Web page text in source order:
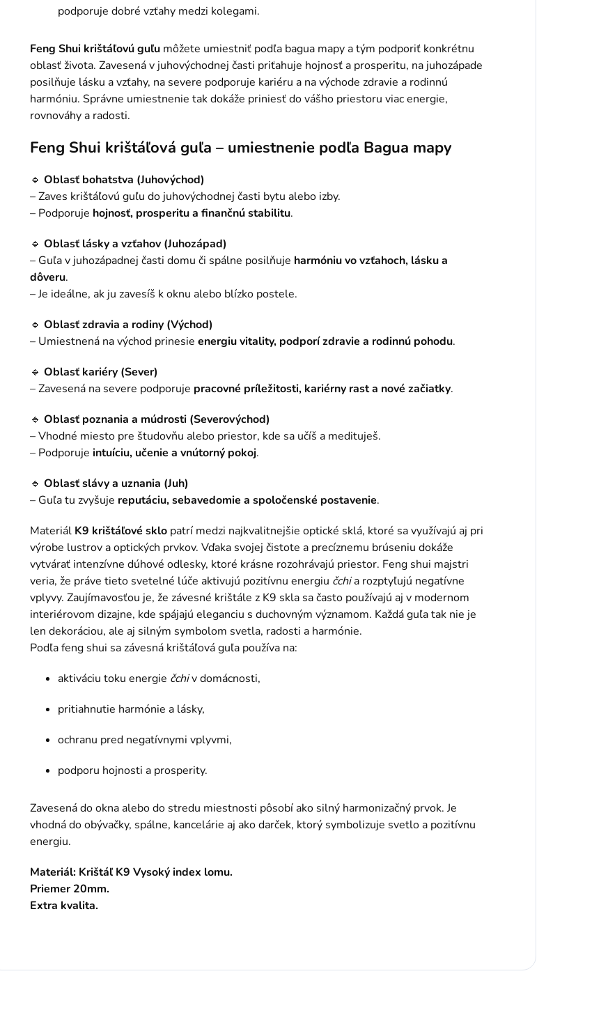
podporuje dobré vzťahy medzi kolegami.
Feng Shui krištáľovú guľu môžete umiestniť podľa bagua mapy a tým podporiť konkrétnu
oblasť života. Zavesená v juhovýchodnej časti priťahuje hojnosť a prosperitu, na juhozápade
posilňuje lásku a vzťahy, na severe podporuje kariéru a na východe zdravie a rodinnú
harmóniu. Správne umiestnenie tak dokáže priniesť do vášho priestoru viac energie,
rovnováhy a radosti.
Feng Shui krištáľová guľa – umiestnenie podľa Bagua mapy
🔹 Oblasť bohatstva (Juhovýchod)
– Zaves krištáľovú guľu do juhovýchodnej časti bytu alebo izby.
– Podporuje hojnosť, prosperitu a finančnú stabilitu.
🔹 Oblasť lásky a vzťahov (Juhozápad)
– Guľa v juhozápadnej časti domu či spálne posilňuje harmóniu vo vzťahoch, lásku a
dôveru.
– Je ideálne, ak ju zavesíš k oknu alebo blízko postele.
🔹 Oblasť zdravia a rodiny (Východ)
– Umiestnená na východ prinesie energiu vitality, podporí zdravie a rodinnú pohodu.
🔹 Oblasť kariéry (Sever)
– Zavesená na severe podporuje pracovné príležitosti, kariérny rast a nové začiatky.
🔹 Oblasť poznania a múdrosti (Severovýchod)
– Vhodné miesto pre študovňu alebo priestor, kde sa učíš a medituješ.
– Podporuje intuíciu, učenie a vnútorný pokoj.
🔹 Oblasť slávy a uznania (Juh)
– Guľa tu zvyšuje reputáciu, sebavedomie a spoločenské postavenie.
Materiál K9 krištáľové sklo patrí medzi najkvalitnejšie optické sklá, ktoré sa využívajú aj pri
výrobe lustrov a optických prvkov. Vďaka svojej čistote a precíznemu brúseniu dokáže
vytvárať intenzívne dúhové odlesky, ktoré krásne rozohrávajú priestor. Feng shui majstri
veria, že práve tieto svetelné lúče aktivujú pozitívnu energiu čchia rozptyľujú negatívne
vplyvy. Zaujímavosťou je, že závesné krištále z K9 skla sa často používajú aj v modernom
interiérovom dizajne, kde spájajú eleganciu s duchovným významom. Každá guľa tak nie je
len dekoráciou, ale aj silným symbolom svetla, radosti a harmónie.
Podľa feng shui sa závesná krištáľová guľa používa na:
aktiváciu toku energie čchiv domácnosti,
pritiahnutie harmónie a lásky,
ochranu pred negatívnymi vplyvmi,
podporu hojnosti a prosperity.
Zavesená do okna alebo do stredu miestnosti pôsobí ako silný harmonizačný prvok. Je
vhodná do obývačky, spálne, kancelárie aj ako darček, ktorý symbolizuje svetlo a pozitívnu
energiu.
Materiál: Krištáľ K9 Vysoký index lomu.
Priemer 20mm.
Extra kvalita.